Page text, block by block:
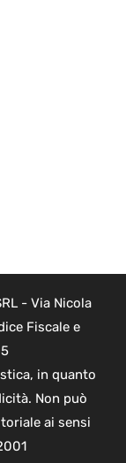
- Via Nicola
Fiscale e
in quanto
Non può
ai sensi